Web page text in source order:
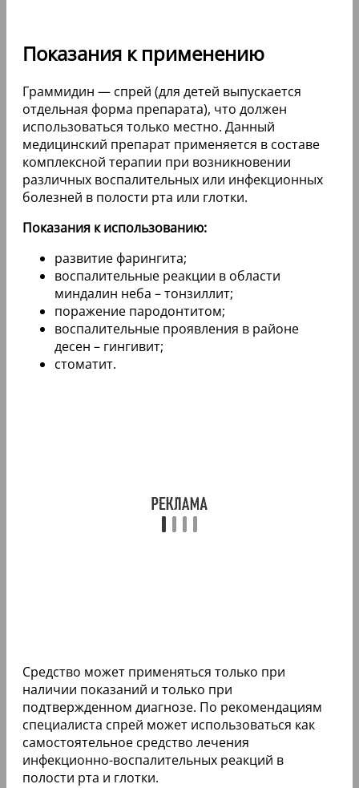
Показания к применению
Граммидин — спрей (для детей выпускается
отдельная форма препарата), что должен
использоваться только местно. Данный
медицинский препарат применяется в составе
комплексной терапии при возникновении
различных воспалительных или инфекционных
болезней в полости рта или глотки.
Показания к использованию:
развитие фарингита;
воспалительные реакции в области
миндалин неба – тонзиллит;
поражение пародонтитом;
воспалительные проявления в районе
десен – гингивит;
стоматит.
Средство может применяться только при
наличии показаний и только при
подтвержденном диагнозе. По рекомендациям
специалиста спрей может использоваться как
самостоятельное средство лечения
инфекционно-воспалительных реакций в
полости рта и глотки.